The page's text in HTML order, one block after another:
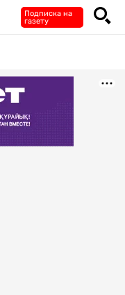
Подписка на
газету